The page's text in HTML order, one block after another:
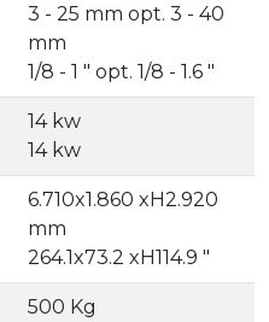
3 - 25 mm opt. 3 - 40
mm
1/8 - 1 " opt. 1/8 - 1.6 "
14 kw
14 kw
6.710x1.860 xH2.920
mm
264.1x73.2 xH114.9 "
500 Kg